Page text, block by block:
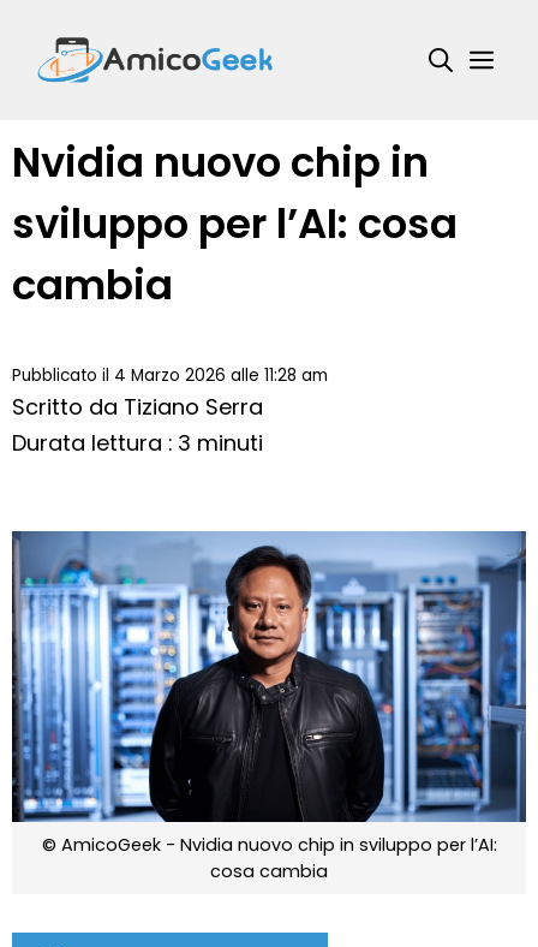
contenuto
Nvidia nuovo chip in
sviluppo per l’AI: cosa
cambia
Pubblicato il 4 Marzo 2026 alle 11:28 am
Scritto da Tiziano Serra
Durata lettura : 3 minuti
© AmicoGeek - Nvidia nuovo chip in sviluppo per l’AI:
cosa cambia